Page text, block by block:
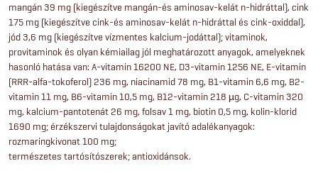
mangán 39 mg (kiegészítve mangán-és aminosav-kelát n-hidráttal), cink
175 mg (kiegészítve cink-és aminosav-kelát n-hidráttal és cink-oxiddal),
jód 3,6 mg (kiegészítve vízmentes kalcium-jodáttal); vitaminok,
provitaminok és olyan kémiailag jól meghatározott anyagok, amelyeknek
hasonló hatása van: A-vitamin 16200 NE, D3-vitamin 1256 NE, E-vitamin
(RRR-alfa-tokoferol) 236 mg, niacinamid 78 mg, B1-vitamin 6,6 mg, B2-
vitamin 11 mg, B6-vitamin 10,5 mg, B12-vitamin 218 µg, C-vitamin 320
mg, kalcium-pantotenát 26 mg, folsav 1 mg, biotin 0,5 mg, kolin-klorid
1690 mg; érzékszervi tulajdonságokat javító adalékanyagok:
rozmaringkivonat 100 mg;
természetes tartósítószerek; antioxidánsok.